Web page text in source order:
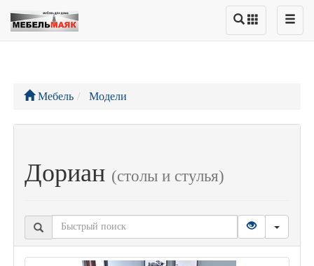
Мебель Модели
Дориан (столы и стулья)